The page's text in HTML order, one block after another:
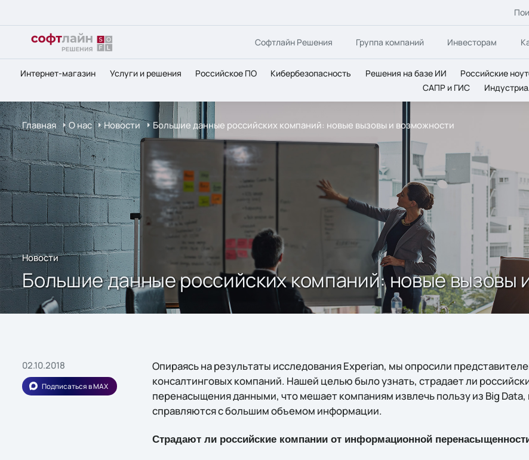
Софтлайн Решения Группа компаний Инвесторам
Интернет-магазин Услуги и решения Российское ПО Кибербезопасность Решения на базе ИИ Российские
САПР и ГИС
Главная О нас Новости Большие данные российских компаний: новые вызовы и возможности
Новости
Большие данные российских компаний: новые вызовы
02.10.2018
Подписаться в MAX
Опираясь на результаты исследования Experian, мы опросили
консалтинговых компаний. Нашей целью было узнать, страдает ли
перенасыщения данными, что мешает компаниям извлечь пользу из Big Data,
справляются с большим объемом информации.
Страдают ли российские компании от информационной